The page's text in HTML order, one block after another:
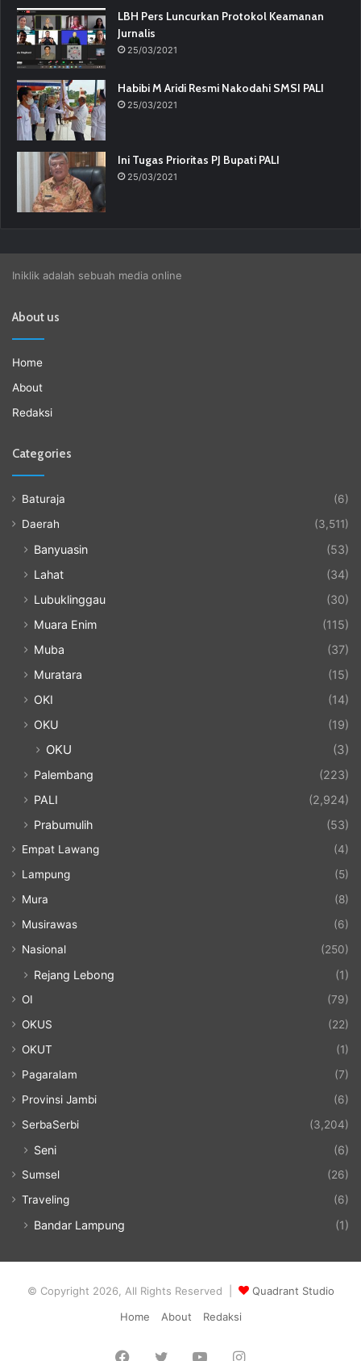
LBH Pers Luncurkan Protokol Keamanan
Jurnalis
25/03/2021
Habibi M Aridi Resmi Nakodahi SMSI PALI
25/03/2021
Ini Tugas Prioritas PJ Bupati PALI
25/03/2021
Iniklik adalah sebuah media online
About us
Home
About
Redaksi
Categories
Baturaja
(6)
Daerah
(3,511)
Banyuasin
(53)
Lahat
(34)
Lubuklinggau
(30)
Muara Enim
(115)
Muba
(37)
Muratara
(15)
OKI
(14)
OKU
(19)
OKU (3)
Palembang
(223)
PALI
(2,924)
Prabumulih
(53)
Empat Lawang
(4)
Lampung
(5)
Mura
(8)
Musirawas
(6)
Nasional
(250)
Rejang Lebong (1)
OI
(79)
OKUS
(22)
OKUT
(1)
Pagaralam
(7)
Provinsi Jambi
(6)
SerbaSerbi
(3,204)
Seni (6)
Sumsel
(26)
Traveling
(6)
Bandar Lampung (1)
© Copyright 2026, All Rights Reserved |
Quadrant Studio
Home
About Redaksi
Facebook
Twitter YouTubeInstagram